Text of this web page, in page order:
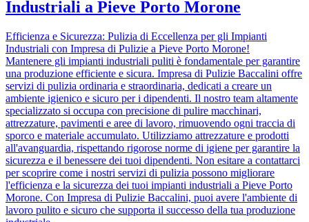
Industriali a Pieve Porto Morone
Efficienza e Sicurezza: Pulizia di Eccellenza per gli Impianti
Industriali con Impresa di Pulizie a Pieve Porto Morone!
Mantenere gli impianti industriali puliti è fondamentale per garantire
una produzione efficiente e sicura. Impresa di Pulizie Baccalini offre
servizi di pulizia ordinaria e straordinaria, dedicati a creare un
ambiente igienico e sicuro per i dipendenti. Il nostro team altamente
specializzato si occupa con precisione di pulire macchinari,
attrezzature, pavimenti e aree di lavoro, rimuovendo ogni traccia di
sporco e materiale accumulato. Utilizziamo attrezzature e prodotti
all'avanguardia, rispettando rigorose norme di igiene per garantire la
sicurezza e il benessere dei tuoi dipendenti. Non esitare a contattarci
per scoprire come i nostri servizi di pulizia possono migliorare
l'efficienza e la sicurezza dei tuoi impianti industriali a Pieve Porto
Morone. Con Impresa di Pulizie Baccalini, puoi avere l'ambiente di
lavoro pulito e sicuro che supporta il successo della tua produzione